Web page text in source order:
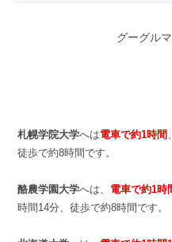
グーグル
札幌学院大学へは電車で約1時間
徒歩で約8時間です。
酪農学園大学へは、 電車で約1時
時間14分、徒歩で約8時間です。